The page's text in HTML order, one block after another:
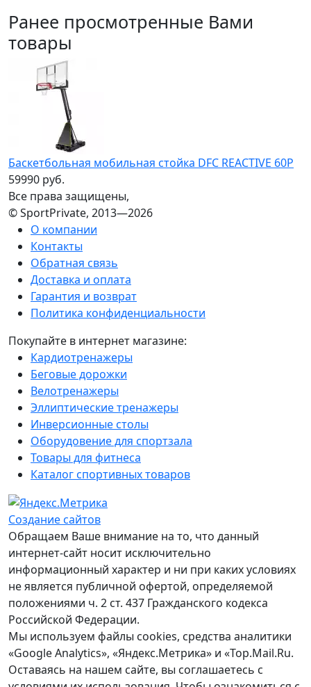
Ранее просмотренные Вами
товары
Баскетбольная мобильная стойка DFC REACTIVE 60P
59990 руб.
Все права защищены,
© SportPrivate, 2013—2026
О компании
Контакты
Обратная связь
Доставка и оплата
Гарантия и возврат
Политика конфиденциальности
Покупайте в интернет магазине:
Кардиотренажеры
Беговые дорожки
Велотренажеры
Эллиптические тренажеры
Инверсионные столы
Оборудовение для спортзала
Товары для фитнеса
Каталог спортивных товаров
Создание сайтов
Обращаем Ваше внимание на то, что данный
интернет-сайт носит исключительно
информационный характер и ни при каких условиях
не является публичной офертой, определяемой
положениями ч. 2 ст. 437 Гражданского кодекса
Российской Федерации.
Мы используем файлы cookies, средства аналитики
«Google Analytics», «Яндекс.Метрика» и «Top.Mail.Ru.
Оставаясь на нашем сайте, вы соглашаетесь с